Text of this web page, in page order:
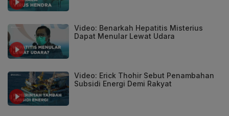
Video: Benarkah Hepatitis Misterius
Dapat Menular Lewat Udara
Video: Erick Thohir Sebut Penambahan
Subsidi Energi Demi Rakyat